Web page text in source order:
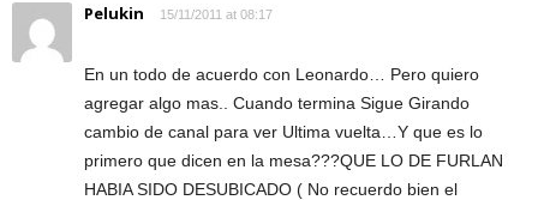
Pelukin 15/11/2011 at 08:17
En un todo de acuerdo con Leonardo… Pero quiero
agregar algo mas.. Cuando termina Sigue Girando
cambio de canal para ver Ultima vuelta…Y que es lo
primero que dicen en la mesa???QUE LO DE FURLAN
HABIA SIDO DESUBICADO ( No recuerdo bien el